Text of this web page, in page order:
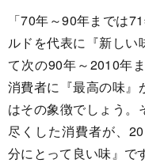
「70年～90年までは
ルドを代表に『新しい
て次の90年～2010年
消費者に『最高の味』
はその象徴でしょう。
尽くした消費者が、
分にとって良い味』で